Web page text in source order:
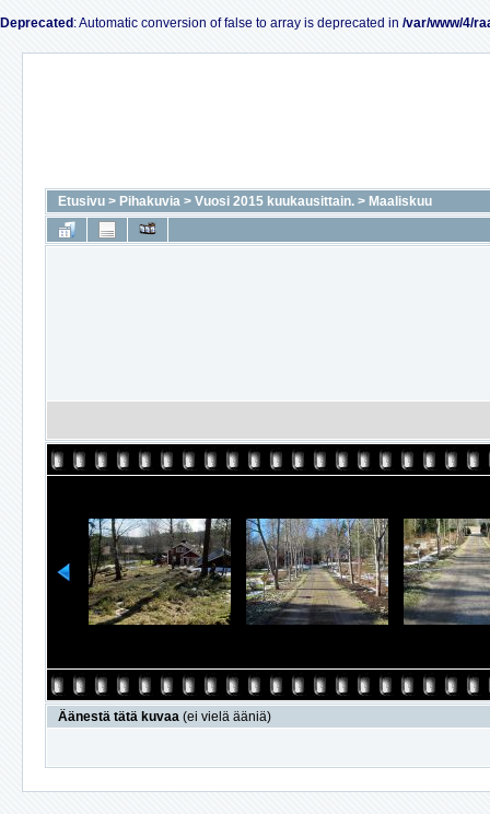
Deprecated : Automatic conversion of false to array is deprecated in /var/www/4/
Etusivu > Pihakuvia > Vuosi 2015 kuukausittain. > Maaliskuu
Äänestä tätä kuvaa (ei vielä ääniä)